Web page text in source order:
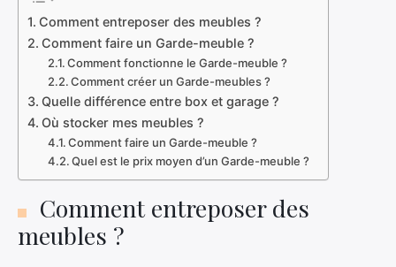
Comment entreposer des meubles ?
Comment faire un Garde-meuble ?
Comment fonctionne le Garde-meuble ?
Comment créer un Garde-meubles ?
Quelle différence entre box et garage ?
Où stocker mes meubles ?
Comment faire un Garde-meuble ?
Quel est le prix moyen d’un Garde-meuble ?
Comment entreposer des
meubles ?